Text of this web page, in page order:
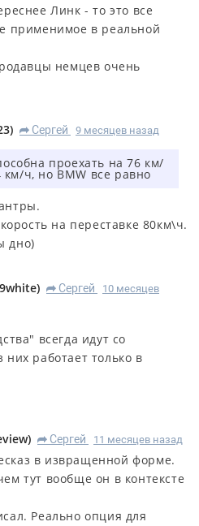
Линк - то это все
применимое в реальной
немцев очень
) R Сергей 9 месяцев назад
проехать на 76 км/
ч, но BMW все равно
на переставке 80км\ч.
дно)
) R Сергей
10 месяцев
всегда идут со
работает только в
) R Сергей 11 месяцев назад
в извращенной форме.
тут вообще он в контексте
Реально опция для